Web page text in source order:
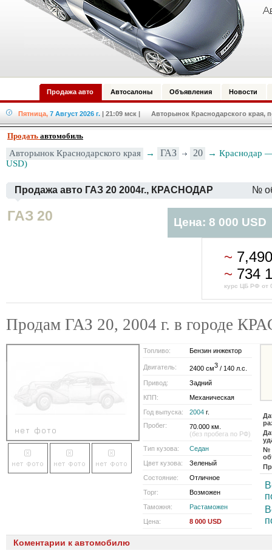
Продажа авто Автосалоны Объявления Новости
Пятница, 7 Август 2026 г. | 21:09 мск | Авторынок Краснодарского края,
Продать автомобиль
Авторынок Краснодарского края → ГАЗ 20
→ Краснодар
USD)
Продажа авто ГАЗ 20 2004г., КРАСНОДАР №
ГАЗ 20 Цена: 8 000 USD
~
~ 734
курс ЦБ РФ от
Продам ГАЗ 20, 2004 г. в городе
Топливо: Бензин инжектор
Двигатель: 2400 см3 / 140 л.с.
Привод:
Задний
КПП:
Механическая
Год выпуска:
2004 г.
Пробег:
70.000 км.
(без пробега по РФ)
Тип кузова:
Седан
Цвет кузова:
Зеленый
Состояние:
Отличное
Торг:
Возможен
Таможня:
Растаможен
Цена:
8 000 USD
№
Коментарии к автомобилю